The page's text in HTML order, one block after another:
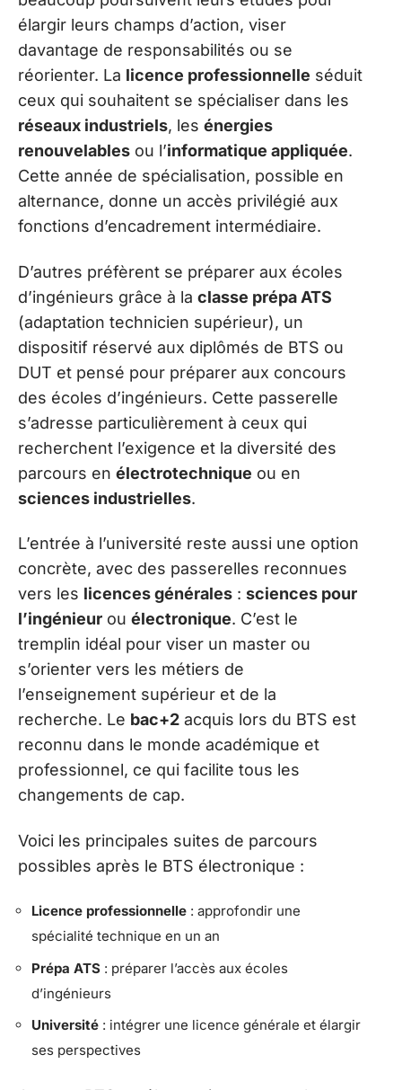
élargir leurs champs d’action, viser
davantage de responsabilités ou se
réorienter. La licence professionnelle séduit
ceux qui souhaitent se spécialiser dans les
réseaux industriels, les énergies
renouvelables ou l’informatique appliquée.
Cette année de spécialisation, possible en
alternance, donne un accès privilégié aux
fonctions d’encadrement intermédiaire.
D’autres préfèrent se préparer aux écoles
d’ingénieurs grâce à la classe prépa ATS
(adaptation technicien supérieur), un
dispositif réservé aux diplômés de BTS ou
DUT et pensé pour préparer aux concours
des écoles d’ingénieurs. Cette passerelle
s’adresse particulièrement à ceux qui
recherchent l’exigence et la diversité des
parcours en électrotechnique ou en
sciences industrielles.
L’entrée à l’université reste aussi une option
concrète, avec des passerelles reconnues
vers les licences générales : sciences pour
l’ingénieur ou électronique. C’est le
tremplin idéal pour viser un master ou
s’orienter vers les métiers de
l’enseignement supérieur et de la
recherche. Le bac+2 acquis lors du BTS est
reconnu dans le monde académique et
professionnel, ce qui facilite tous les
changements de cap.
Voici les principales suites de parcours
possibles après le BTS électronique :
Licence professionnelle : approfondir une
spécialité technique en un an
Prépa ATS : préparer l’accès aux écoles
d’ingénieurs
Université : intégrer une licence générale et élargir
ses perspectives